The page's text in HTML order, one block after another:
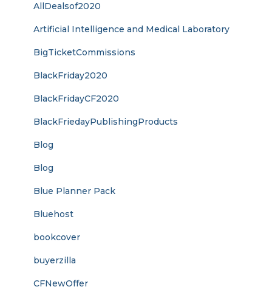
AllDealsof2020
Artificial Intelligence and Medical Laboratory
BigTicketCommissions
BlackFriday2020
BlackFridayCF2020
BlackFriedayPublishingProducts
Blog
Blog
Blue Planner Pack
Bluehost
bookcover
buyerzilla
CFNewOffer